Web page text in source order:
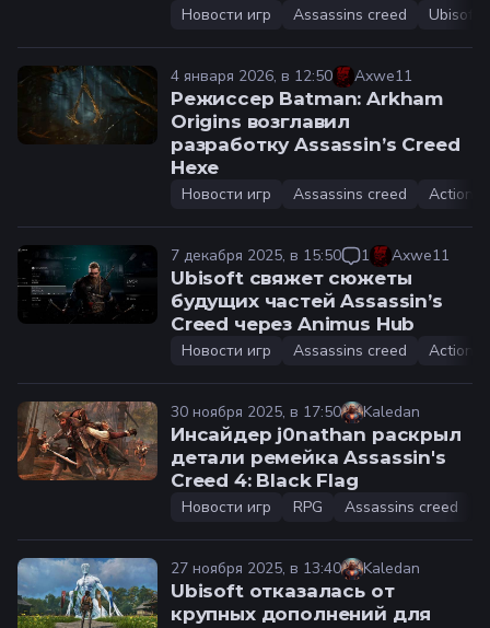
Новости игр Assassins creed Ubisoft
4 января 2026, в 12:50 Axwe11
Режиссер Batman: Arkham
Origins возглавил
разработку Assassin’s Creed
Hexe
Новости игр Assassins creed Action
7 декабря 2025, в 15:50 1 Axwe11
Ubisoft свяжет сюжеты
будущих частей Assassin’s
Creed через Animus Hub
Новости игр Assassins creed Action
30 ноября 2025, в 17:50 Kaledan
Инсайдер j0nathan раскрыл
детали ремейка Assassin's
Creed 4: Black Flag
Новости игр RPG Assassins creed
27 ноября 2025, в 13:40 Kaledan
Ubisoft отказалась от
крупных дополнений для